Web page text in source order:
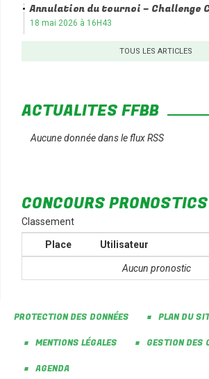
Annulation du tournoi – Challenge
18 mai 2026 à 16H43
TOUS LES ARTICLES
ACTUALITÉS FFBB
Aucune donnée dans le flux RSS
CONCOURS PRONOSTICS
Classement
Place Utilisateur
Aucun pronostic
PROTECTION DES DONNÉES PLAN DU
MENTIONS LÉGALES GESTION DES
AGENDA